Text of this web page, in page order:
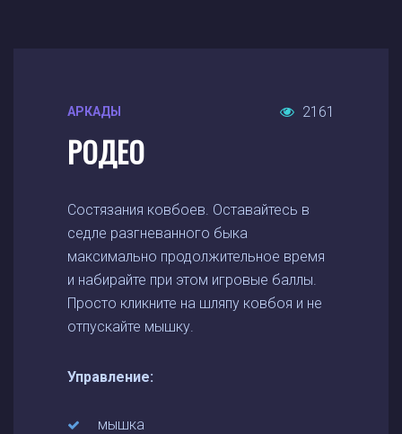
АРКАДЫ 2161
РОДЕО
Состязания ковбоев. Оставайтесь в
седле разгневанного быка
максимально продолжительное время
и набирайте при этом игровые баллы.
Просто кликните на шляпу ковбоя и не
отпускайте мышку.
Управление:
мышка